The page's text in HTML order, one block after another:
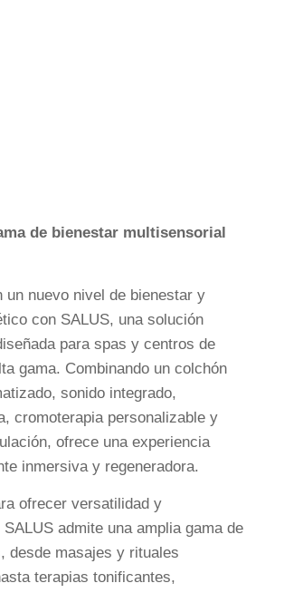
de bienestar multisensorial
un nuevo nivel de bienestar y
con SALUS, una solución
para spas y centros de
gama. Combinando un colchón
sonido integrado,
cromoterapia personalizable y
ofrece una experiencia
inmersiva y regeneradora.
ofrecer versatilidad y
admite una amplia gama de
desde masajes y rituales
terapias tonificantes,